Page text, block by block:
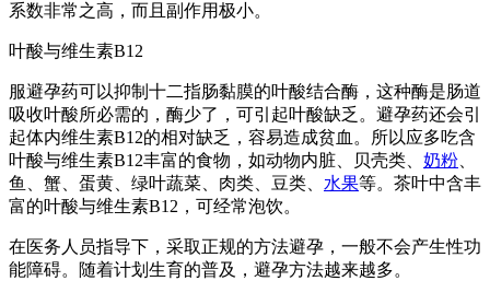
系数非常之高，而且副作用极小。
叶酸与维生素B12
服避孕药可以抑制十二指肠黏膜的叶酸结合酶，这种酶是肠道
吸收叶酸所必需的，酶少了，可引起叶酸缺乏。避孕药还会引
起体内维生素B12的相对缺乏，容易造成贫血。所以应多吃含
叶酸与维生素B12丰富的食物，如动物内脏、贝壳类、 奶粉
鱼、蟹、蛋黄、绿叶蔬菜、肉类、豆类、 水果等。茶叶中含丰
富的叶酸与维生素B12，可经常泡饮。
在医务人员指导下，采取正规的方法避孕，一般不会产生性功
能障碍。随着计划生育的普及，避孕方法越来越多。